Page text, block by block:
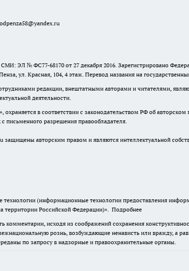
ЭЛ № ФС77-68170 от 27 декабря 2016. Зарегистрировано
ул. Красная, 104, 4 этаж. Перевод названия на
редакции, внештатными авторами и читателями,
деятельности.
», охраняется в соответствии с законодательством РФ об
письменного разрешения правообладателя.
защищены авторским правом и являются интеллектуальной
(информационные технологии предоставления
территории Российской Федерации)». Подробнее
комментарии, исходя из соображений сохранения
рознь, возбуждающие ненависть или вражду, а
по запросу в надзорные и правоохранительные органы.